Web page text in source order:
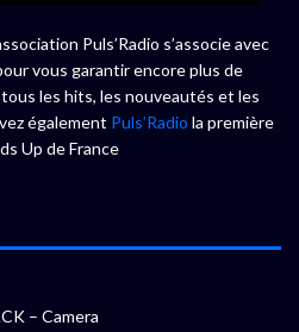
Puls’Radio s’associe avec
vous garantir encore plus de
tous les hits, les nouveautés et les
également Puls’Radio la première
Up de France
– Camera